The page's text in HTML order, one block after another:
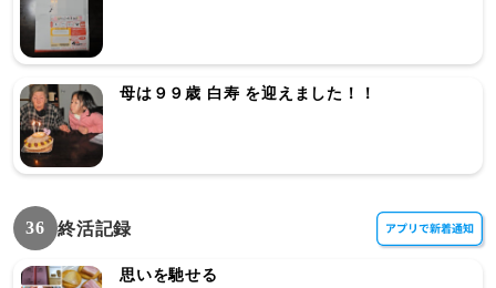
母は９９歳 白寿 を迎えました！！
36 終活記録
思いを馳せる